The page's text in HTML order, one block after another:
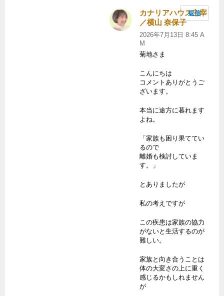
カナリアハウス主宰
／横山 奈保子よ
り:
2026年7月13日 8:45 A
M
菊地さま
こんにちは
コメントありがとうご
ざいます。
本当に途方に暮れます
よね。
「家族も困り果ててい
るので
離婚も検討していま
す。」
とありましたが
私の考えですが
この疾患は家族の協力
がないと生活するのが
難しい。
家族と向き合うことは
体の大変さの上に重く
感じるかもしれません
が
返信